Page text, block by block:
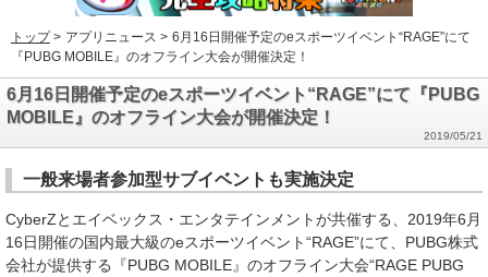
トップ> アプリニュース > 6月16日開催予定のeスポーツイベント“RAGE”にて
『PUBG MOBILE』のオフライン大会が開催決定！
6月16日開催予定のeスポーツイベント“RAGE”にて『PUBG
MOBILE』のオフライン大会が開催決定！
2019/05/21
一般来場者参加型サブイベントも実施決定
CyberZとエイベックス・エンタテインメントが共催する、2019年6月
16日開催の国内最大級のeスポーツイベント“RAGE”にて、PUBG株式
会社が提供する『PUBG MOBILE』のオフライン大会“RAGE PUBG